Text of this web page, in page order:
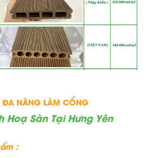
ĐA NĂNG LÀM CỔNG
Hoạ Sàn Tại Hưng Yên
: